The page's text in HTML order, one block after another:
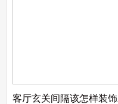
客厅玄关间隔该怎样装